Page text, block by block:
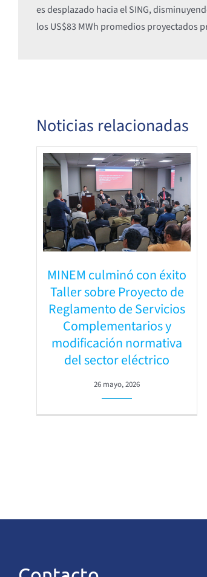
es desplazado hacia el SING,
los US$83 MWh promedios proyectados
Noticias relacionadas
MINEM culminó con éxito
Taller sobre Proyecto de
Reglamento de Servicios
Complementarios y
modificación normativa
del sector eléctrico
26 mayo, 2026